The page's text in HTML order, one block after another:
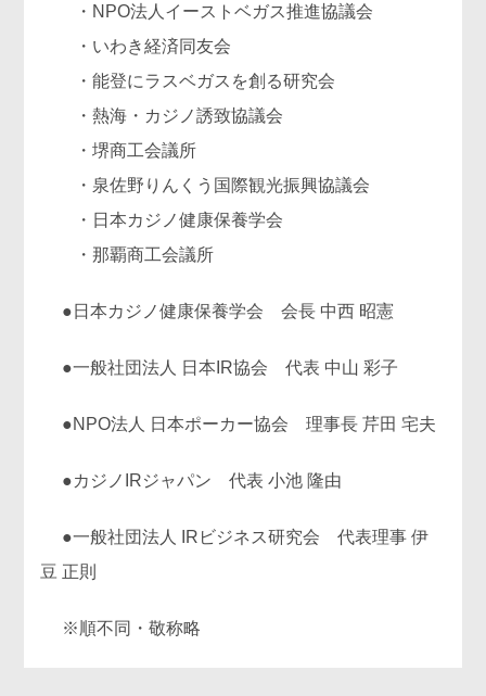
・NPO法人イーストベガス推進協議会
・いわき経済同友会
・能登にラスベガスを創る研究会
・熱海・カジノ誘致協議会
・堺商工会議所
・泉佐野りんくう国際観光振興協議会
・日本カジノ健康保養学会
・那覇商工会議所
●日本カジノ健康保養学会 会長 中西 昭憲
●一般社団法人 日本IR協会 代表 中山 彩子
●NPO法人 日本ポーカー協会 理事長 芹田 宅夫
●カジノIRジャパン 代表 小池 隆由
●一般社団法人 IRビジネス研究会 代表理事 伊
豆 正則
※順不同・敬称略